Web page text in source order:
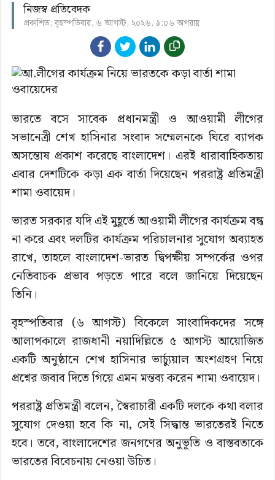
নিজস্ব প্রতিবেদক
প্রকাশিত: বৃহস্পতিবার, ৬ আগস্ট, ২০২৬, ৯:০৬ অপরাহ্ণ
ভারতে বসে সাবেক প্রধানমন্ত্রী ও আওয়ামী লীগের
সভানেত্রী শেখ হাসিনার সংবাদ সম্মেলনকে ঘিরে ব্যাপক
অসন্তোষ প্রকাশ করেছে বাংলাদেশ। এরই ধারাবাহিকতায়
এবার দেশটিকে কড়া এক বার্তা দিয়েছেন পররাষ্ট্র প্রতিমন্ত্রী
শামা ওবায়েদ।
ভারত সরকার যদি এই মুহূর্তে আওয়ামী লীগের কার্যক্রম বন্ধ
না করে এবং দলটির কার্যক্রম পরিচালনার সুযোগ অব্যাহত
রাখে, তাহলে বাংলাদেশ-ভারত দ্বিপক্ষীয় সম্পর্কের ওপর
নেতিবাচক প্রভাব পড়তে পারে বলে জানিয়ে দিয়েছেন
তিনি।
বৃহস্পতিবার (৬ আগস্ট) বিকেলে সাংবাদিকদের সঙ্গে
আলাপকালে রাজধানী নয়াদিল্লিতে ৫ আগস্ট আয়োজিত
একটি অনুষ্ঠানে শেখ হাসিনার ভার্চ্যুয়াল অংশগ্রহণ নিয়ে
প্রশ্নের জবাব দিতে গিয়ে এমন মন্তব্য করেন শামা ওবায়েদ।
পররাষ্ট্র প্রতিমন্ত্রী বলেন, স্বৈরাচারী একটি দলকে কথা বলার
সুযোগ দেওয়া হবে কি না, সেই সিদ্ধান্ত ভারতেরই নিতে
হবে। তবে, বাংলাদেশের জনগণের অনুভূতি ও বাস্তবতাকে
ভারতের বিবেচনায় নেওয়া উচিত।